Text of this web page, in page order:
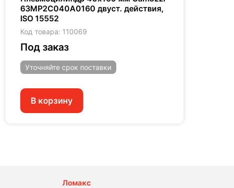
63MP2C040A0160 двуст. действия,
ISO 15552
Код товара: 110069
Под заказ
Уточняйте срок поставки
В корзину
Ломакс